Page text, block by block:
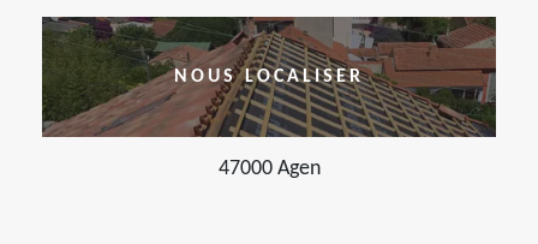
NOUS LOCALISER
47000 Agen